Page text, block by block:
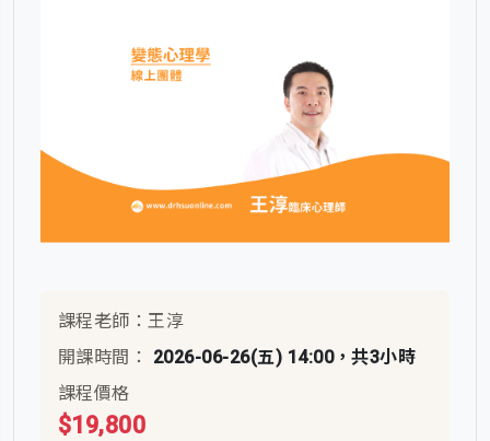
課程老師：王淳
開課時間： 2026-06-26(五) 14:00，共3小時
課程價格
$19,800